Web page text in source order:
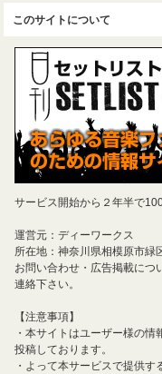
このサイトについて
サービス開始から２年半で
運営元：ディーワークス
所在地：神奈川県相模原市緑
お問い合わせ・広告掲載につ
連絡下さい。
【注意事項】
・本サイトはユーザー様の
投稿しております。
・よって本サービスで提供